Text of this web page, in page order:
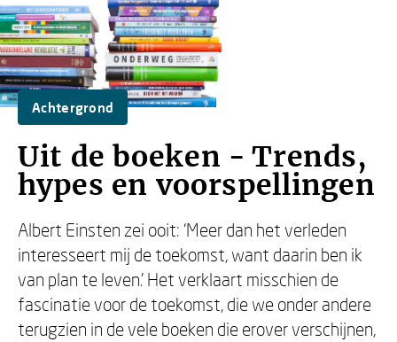
Achtergrond
Uit de boeken - Trends,
hypes en voorspellingen
Albert Einsten zei ooit: ‘Meer dan het verleden
interesseert mij de toekomst, want daarin ben ik
van plan te leven.’ Het verklaart misschien de
fascinatie voor de toekomst, die we onder andere
terugzien in de vele boeken die erover verschijnen,